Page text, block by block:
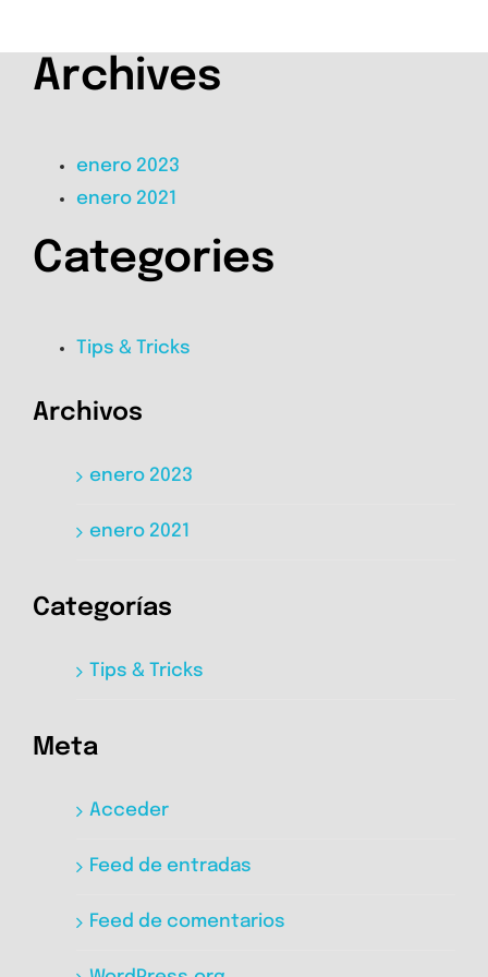
Archives
enero 2023
enero 2021
Categories
Tips & Tricks
Archivos
enero 2023
enero 2021
Categorías
Tips & Tricks
Meta
Acceder
Feed de entradas
Feed de comentarios